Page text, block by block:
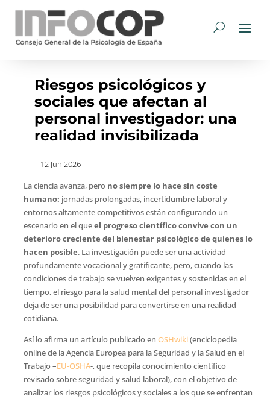
Riesgos psicológicos y
sociales que afectan al
personal investigador: una
realidad invisibilizada
12 Jun 2026
La ciencia avanza, pero no siempre lo hace sin coste
humano: jornadas prolongadas, incertidumbre laboral y
entornos altamente competitivos están configurando un
escenario en el queel progreso científico convive con un
deterioro creciente del bienestar psicológico de quienes lo
hacen posible. La investigación puede ser una actividad
profundamente vocacional y gratificante, pero, cuando las
condiciones de trabajo se vuelven exigentes y sostenidas en el
tiempo, el riesgo para la salud mental del personal investigador
deja de ser una posibilidad para convertirse en una realidad
cotidiana.
Así lo afirma un artículo publicado en OSHwiki(enciclopedia
online de la Agencia Europea para la Seguridad y la Salud en el
Trabajo –EU-OSHA-, que recopila conocimiento científico
revisado sobre seguridad y salud laboral), con el objetivo de
analizar los riesgos psicológicos y sociales a los que se enfrentan